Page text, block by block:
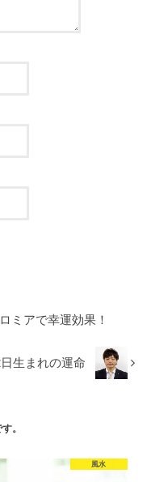
ミアで幸運効果！
生まれの運命
。
風水